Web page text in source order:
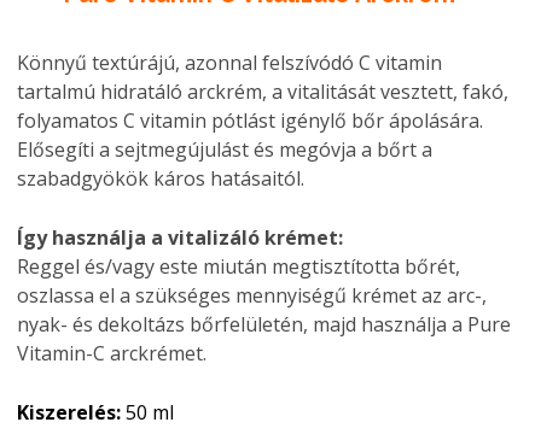
Könnyű textúrájú, azonnal felszívódó C vitamin
tartalmú hidratáló arckrém, a vitalitását vesztett, fakó,
folyamatos C vitamin pótlást igénylő bőr ápolására.
Elősegíti a sejtmegújulást és megóvja a bőrt a
szabadgyökök káros hatásaitól.
Így használja a vitalizáló krémet:
Reggel és/vagy este miután megtisztította bőrét,
oszlassa el a szükséges mennyiségű krémet az arc-,
nyak- és dekoltázs bőrfelületén, majd használja a Pure
Vitamin-C arckrémet.
Kiszerelés:50 ml